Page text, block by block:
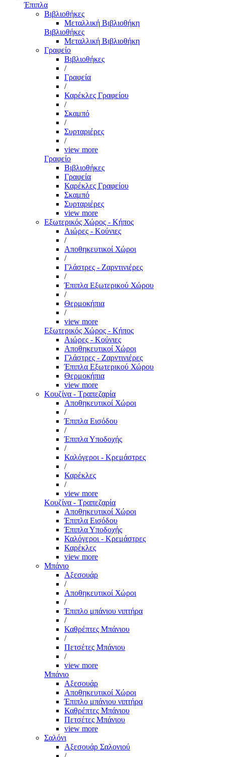
Έπιπλα
Βιβλιοθήκες
Μεταλλική Βιβλιοθήκη
Βιβλιοθήκες
Μεταλλική Βιβλιοθήκη
Γραφείο
Βιβλιοθήκες
/
Γραφεία
/
Καρέκλες Γραφείου
/
Σκαμπό
/
Συρταριέρες
/
view more
Γραφείο
Βιβλιοθήκες
Γραφεία
Καρέκλες Γραφείου
Σκαμπό
Συρταριέρες
view more
Εξωτερικός Χώρος - Κήπος
Αιώρες - Κούνιες
/
Αποθηκευτικοί Χώροι
/
Γλάστρες - Ζαρντινιέρες
/
Έπιπλα Εξωτερικού Χώρου
/
Θερμοκήπια
/
view more
Εξωτερικός Χώρος - Κήπος
Αιώρες - Κούνιες
Αποθηκευτικοί Χώροι
Γλάστρες - Ζαρντινιέρες
Έπιπλα Εξωτερικού Χώρου
Θερμοκήπια
view more
Κουζίνα - Τραπεζαρία
Αποθηκευτικοί Χώροι
/
Έπιπλα Εισόδου
/
Έπιπλα Υποδοχής
/
Καλόγεροι - Κρεμάστρες
/
Καρέκλες
/
view more
Κουζίνα - Τραπεζαρία
Αποθηκευτικοί Χώροι
Έπιπλα Εισόδου
Έπιπλα Υποδοχής
Καλόγεροι - Κρεμάστρες
Καρέκλες
view more
Μπάνιο
Αξεσουάρ
/
Αποθηκευτικοί Χώροι
/
Έπιπλο μπάνιου νιπτήρα
/
Καθρέπτες Μπάνιου
/
Πετσέτες Μπάνιου
/
view more
Μπάνιο
Αξεσουάρ
Αποθηκευτικοί Χώροι
Έπιπλο μπάνιου νιπτήρα
Καθρέπτες Μπάνιου
Πετσέτες Μπάνιου
view more
Σαλόνι
Αξεσουάρ Σαλονιού